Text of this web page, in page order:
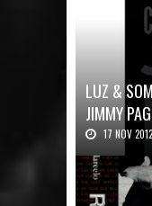
LUZ &
JIMMY
17 NOV 2012
Luz &